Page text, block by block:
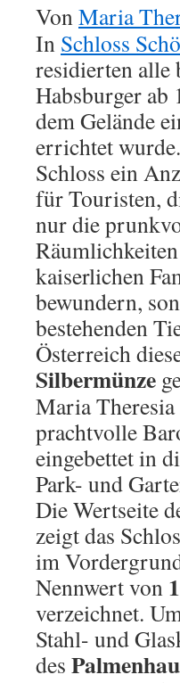
VonMaria
In Schloss
residierten alle
Habsburger ab
dem Gelände
errichtet
Schloss ein
für Touristen,
nur die
kaiserlichen
bewundern,
bestehenden
Österreich
Silbermünze
Maria
prachtvolle
eingebettet in
Park- und
Die Wertseite
zeigt das
im
Nennwert von
verzeichnet.
Stahl- und
des